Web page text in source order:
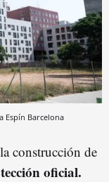
Espín Barcelona
construcción de
oficial.